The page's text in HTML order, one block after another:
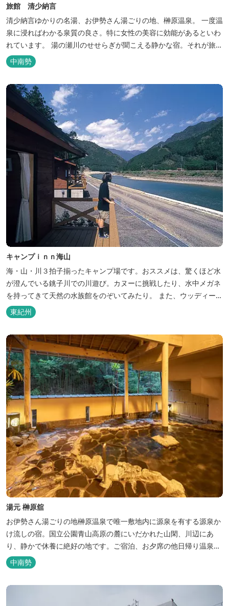
旅館 清少納言
清少納言ゆかりの名湯、お伊勢さん湯ごりの地、榊原温泉。 一度温
泉に浸ればわかる泉質の良さ。特に女性の美容に効能があるといわ
れています。 湯の瀬川のせせらぎが聞こえる静かな宿。それが旅
館 清少納言です。柔らかく滑らかな安らぎの湯や旬の味、心のこ
もったおもてなしを心掛けております。 日頃の喧騒から離れ、平安
の才女清少納言もお墨付きの名湯を是非実感してください。
中南勢
キャンプｉｎｎ海山
海・山・川３拍子揃ったキャンプ場です。おススメは、驚くほど水
が澄んでいる銚子川での川遊び。カヌーに挑戦したり、水中メガネ
を持ってきて天然の水族館をのぞいてみたり。 また、ウッディーク
ラフト教室やストーンクラフト教室など各種イベントも盛りだくさ
ん。森林浴を楽しんだり、一日中遊び、ゆったりできます。 紀北町
の海の幸をふんだんに使った海鮮・焼肉バーベキュー。家族で，グ
ループで、海辺や川遊び...
東紀州
湯元 榊原舘
お伊勢さん湯ごりの地榊原温泉で唯一敷地内に源泉を有する源泉か
け流しの宿。国立公園青山高原の麓にいだかれた山閑、川辺にあ
り、静かで休養に絶好の地です。ご宿泊、お夕席の他日帰り温泉も
楽しめます。お料理にも温泉を用いた温泉野菜蒸しの他美と健康を
テーマとしたふるさと会席をご用意しています。
中南勢